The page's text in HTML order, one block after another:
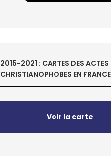
2015-2021 : CARTES DES ACTES
CHRISTIANOPHOBES EN FRANCE
Voir la carte